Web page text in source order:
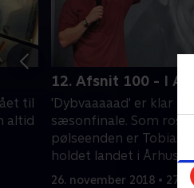
til
altid
12. Afsnit 100 - I
'Dybvaaaaad' er klar
sæsonfinale. Som
pølseenden er Tobias
holdet landet i Århus.
26. november 2018 • 27